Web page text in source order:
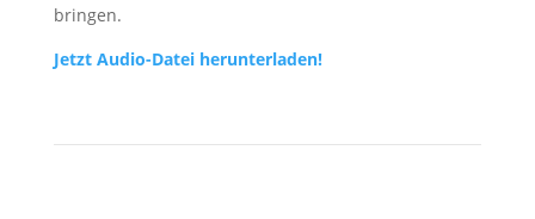
bringen.
Jetzt Audio-Datei herunterladen!